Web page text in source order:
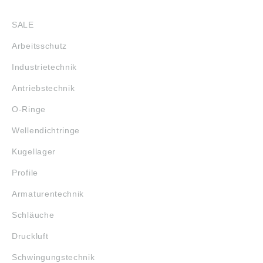
SALE
Arbeitsschutz
Industrietechnik
Antriebstechnik
O-Ringe
Wellendichtringe
Kugellager
Profile
Armaturentechnik
Schläuche
Druckluft
Schwingungstechnik